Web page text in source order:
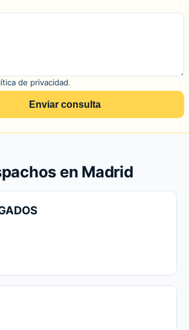
de privacidad.
Enviar consulta
en Madrid